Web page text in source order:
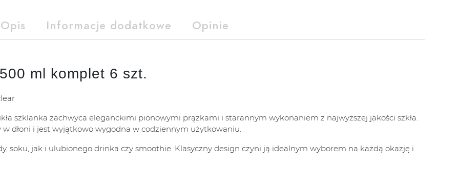
Opis Informacje dodatkowe Opinie
ml komplet 6 szt.
szklanka zachwyca eleganckimi pionowymi prążkami i starannym wykonaniem z najwyższej jakości szkła.
dłoni i jest wyjątkowo wygodna w codziennym użytkowaniu.
soku, jak i ulubionego drinka czy smoothie. Klasyczny design czyni ją idealnym wyborem na każdą okazję i